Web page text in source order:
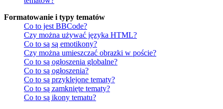
Formatowanie i typy tematów
Co to jest BBCode?
Czy można używać języka HTML?
Co to są są emotikony?
Czy można umieszczać obrazki w poście?
Co to są ogłoszenia globalne?
Co to są ogłoszenia?
Co to są przyklejone tematy?
Co to są zamknięte tematy?
Co to są ikony tematu?